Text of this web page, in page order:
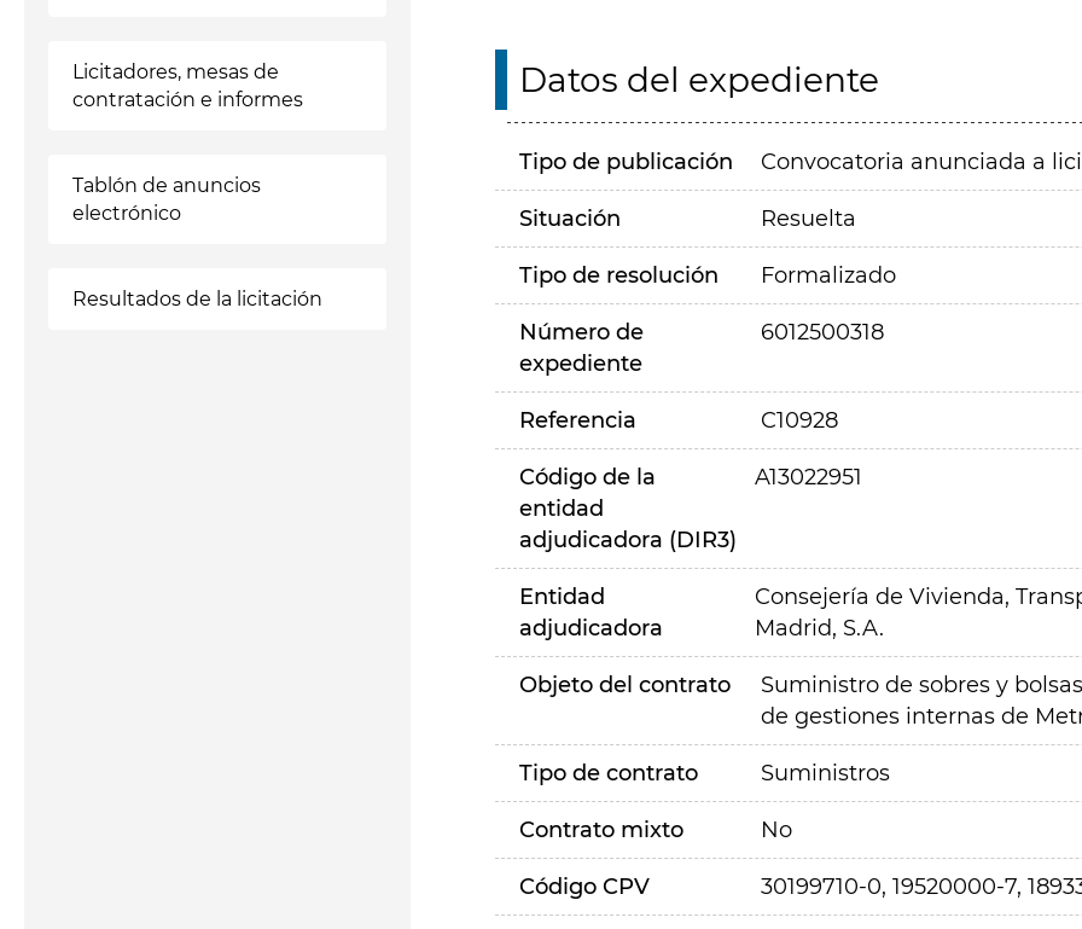
Licitadores, mesas de
contratación e informes
Tablón de anuncios
electrónico
Resultados de la licitación
Datos del expediente
Tipo de publicación Convocatoria anunciada a
Situación Resuelta
Tipo de resolución Formalizado
Número de
expediente
6012500318
Referencia C10928
Código de la
entidad
adjudicadora (DIR3)
A13022951
Entidad
adjudicadora
Consejería de Vivienda,
Madrid, S.A.
Objeto del contrato
Suministro de sobres y
de gestiones internas de
Tipo de contrato Suministros
Contrato mixto No
Código CPV 30199710-0, 19520000-7,